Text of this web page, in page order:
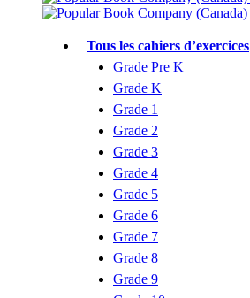
Tous les cahiers d’exercices
Grade Pre K
Grade K
Grade 1
Grade 2
Grade 3
Grade 4
Grade 5
Grade 6
Grade 7
Grade 8
Grade 9